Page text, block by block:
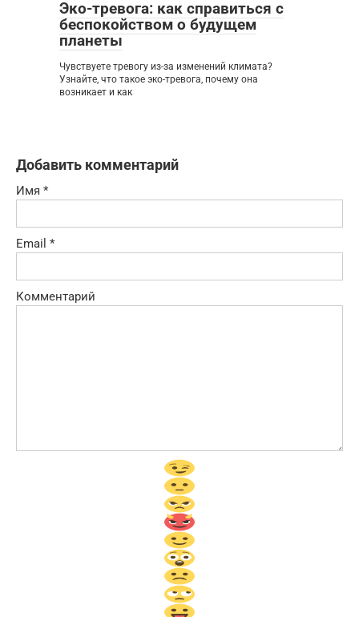
Эко-тревога: как справиться с
беспокойством о будущем
планеты
Чувствуете тревогу из-за изменений климата?
Узнайте, что такое эко-тревога, почему она
возникает и как
Добавить комментарий
Имя *
Email *
Комментарий